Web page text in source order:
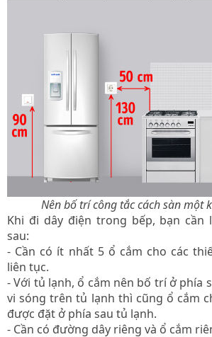
Nên bố trí công tắc cách sàn một
Khi đi dây điện trong bếp, bạn cần
sau:
- Cần có ít nhất 5 ổ cắm cho các
liên tục.
- Với tủ lạnh, ổ cắm nên bố trí ở phía
vi sóng trên tủ lạnh thì cũng ổ cắm
được đặt ở phía sau tủ lạnh.
- Cần có đường dây riêng và ổ cắm